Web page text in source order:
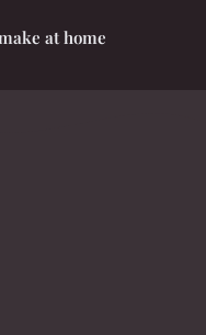
at home